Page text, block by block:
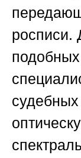
росписи.
судебных